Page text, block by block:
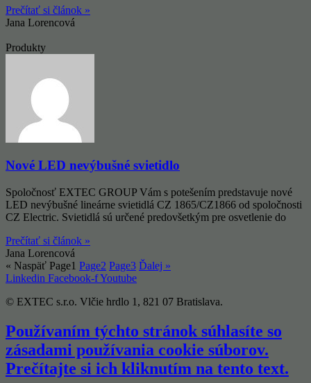
Prečítať si článok »
Jana Lorencová
Produkty
Nové LED nevýbušné svietidlo
Spoločnosť EXTEC GROUP Vám s potešením predstavuje nové
LED nevýbušné lineárne svietidlá CZ 1865/CZ1866 od spoločnosti
CZ Electric. Svietidlá sú určené predovšetkým pre osvetlenie do
Prečítať si článok »
Jana Lorencová
« Naspäť Page1 Page2 Page3 Ďalej »
Linkedin Facebook-fYoutube
© EXTEC s.r.o. Vlčie hrdlo 1, 821 07 Bratislava.
Používaním týchto stránok súhlasíte so
zásadami používania cookie súborov.
Prečítajte si ich kliknutím na tento text.